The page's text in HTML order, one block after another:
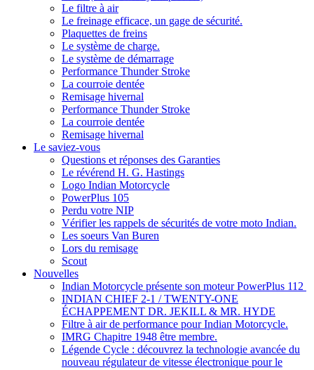
Le filtre à air
Le freinage efficace, un gage de sécurité.
Plaquettes de freins
Le système de charge.
Le système de démarrage
Performance Thunder Stroke
La courroie dentée
Remisage hivernal
Performance Thunder Stroke
La courroie dentée
Remisage hivernal
Le saviez-vous
Questions et réponses des Garanties
Le révérend H. G. Hastings
Logo Indian Motorcycle
PowerPlus 105
Perdu votre NIP
Vérifier les rappels de sécurités de votre moto Indian.
Les soeurs Van Buren
Lors du remisage
Scout
Nouvelles
Indian Motorcycle présente son moteur PowerPlus 112
INDIAN CHIEF 2-1 / TWENTY-ONE
ÉCHAPPEMENT DR. JEKILL & MR. HYDE
Filtre à air de performance pour Indian Motorcycle.
IMRG Chapitre 1948 être membre.
Légende Cycle : découvrez la technologie avancée du
nouveau régulateur de vitesse électronique pour le